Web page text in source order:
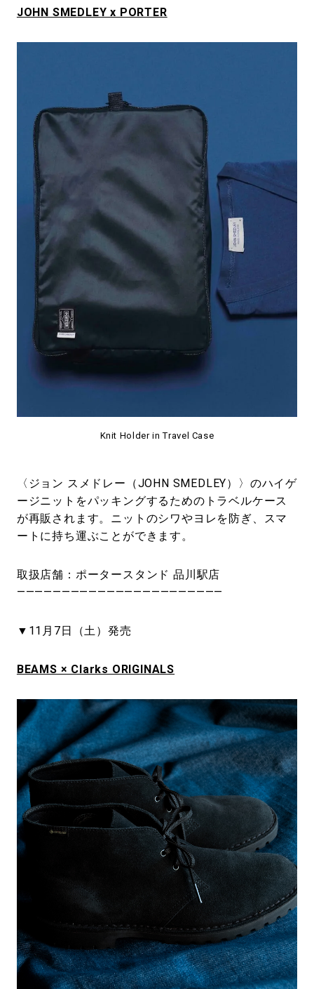
JOHN SMEDLEY x PORTER
Knit Holder in Travel Case
〈ジョン スメドレー（JOHN SMEDLEY）〉のハイゲ
ージニットをパッキングするためのトラベルケース
が再販されます。ニットのシワやヨレを防ぎ、スマ
ートに持ち運ぶことができます。
取扱店舗：ポータースタンド 品川駅店
———————————————————————
▼11月7日（土）発売
BEAMS × Clarks ORIGINALS